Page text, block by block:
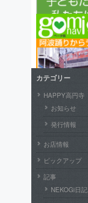
カテゴリー
HAPPY高円寺
お知らせ
発行情報
お店情報
ピックアップ
記事
NEKOGi日記